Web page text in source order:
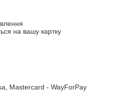
на вашу картку
Mastercard - WayForPay